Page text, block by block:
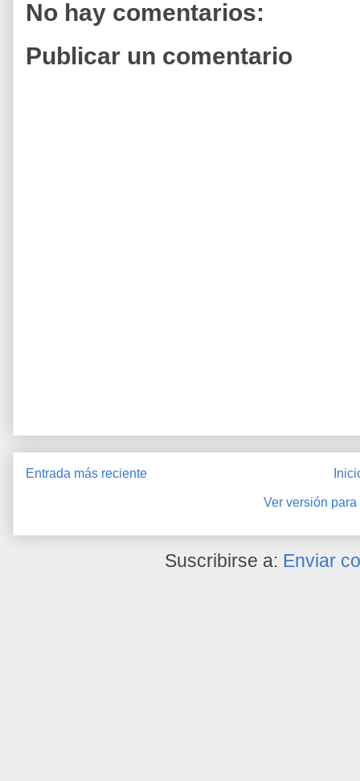
No hay comentarios:
Publicar un comentario
Entrada más reciente
Ver versión
Suscribirse a: Enviar